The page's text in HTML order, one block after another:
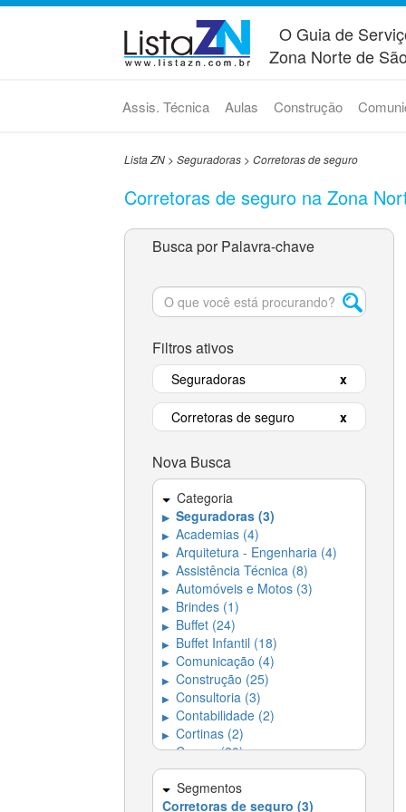
O Guia de
Zona Norte de
Assis. Técnica Aulas Construção
Lista ZN> Seguradoras> Corretoras de seguro
Corretoras de seguro na Zona
Busca por Palavra-chave
Filtros ativos
Seguradoras x
Corretoras de seguro x
Nova Busca
Categoria
▶ Seguradoras (3)
▶ Academias (4)
▶ Arquitetura - Engenharia (4)
▶ Assistência Técnica (8)
▶ Automóveis e Motos (3)
▶ Brindes (1)
▶ Buffet (24)
▶ Buffet Infantil (18)
▶ Comunicação (4)
▶ Construção (25)
▶ Consultoria (3)
▶ Contabilidade (2)
▶ Cortinas (2)
▶ Cursos (20)
▶ Decoração (17)
▶ Dedetizadora (4)
▶ Dedetizadoras e
Segmentos
Corretoras de seguro (3)